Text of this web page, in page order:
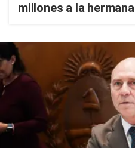
millones a la hermana